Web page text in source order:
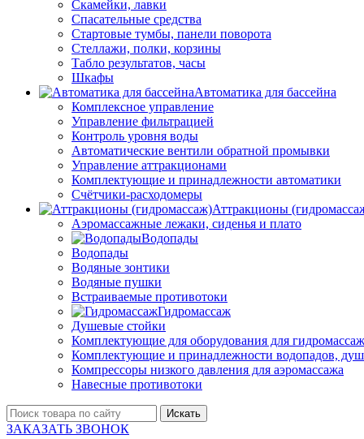
Скамейки, лавки
Спасательные средства
Стартовые тумбы, панели поворота
Стеллажи, полки, корзины
Табло результатов, часы
Шкафы
Автоматика для бассейна
Комплексное управление
Управление фильтрацией
Контроль уровня воды
Автоматические вентили обратной промывки
Управление аттракционами
Комплектующие и принадлежности автоматики
Счётчики-расходомеры
Аттракционы
Аэромассажные лежаки, сиденья и плато
Водопады
Водопады
Водяные зонтики
Водяные пушки
Встраиваемые противотоки
Гидромассаж
Душевые стойки
Комплектующие для оборудования для
Комплектующие и принадлежности водопадов,
Компрессоры низкого давления для аэромассажа
Навесные противотоки
Искать
ЗАКАЗАТЬ ЗВОНОК